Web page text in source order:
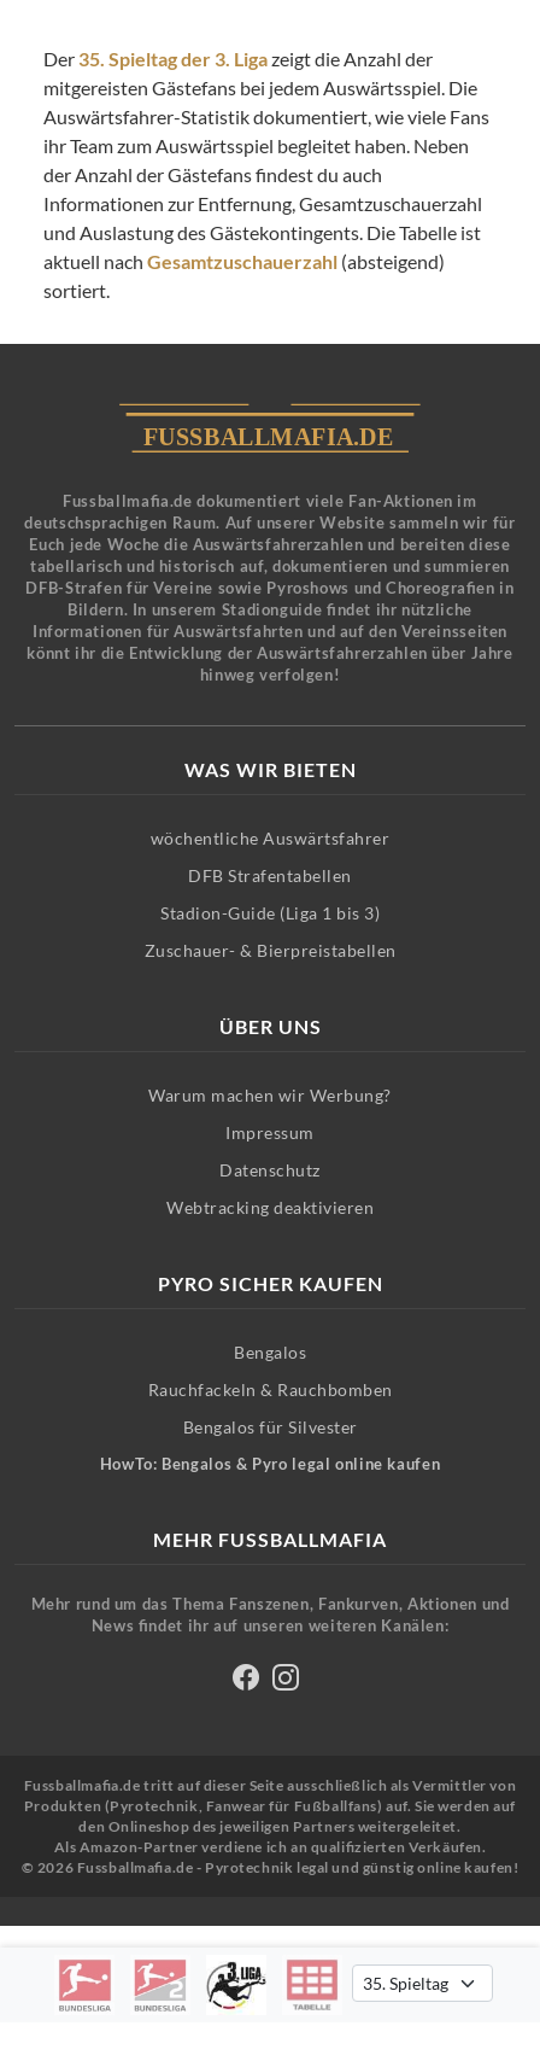
Der 35. Spieltag der 3. Ligazeigt die Anzahl der
mitgereisten Gästefans bei jedem Auswärtsspiel. Die
Auswärtsfahrer-Statistik dokumentiert, wie viele Fans
ihr Team zum Auswärtsspiel begleitet haben. Neben
der Anzahl der Gästefans findest du auch
Informationen zur Entfernung, Gesamtzuschauerzahl
und Auslastung des Gästekontingents. Die Tabelle ist
aktuell nach Gesamtzuschauerzahl (absteigend)
sortiert.
Fussballmafia.de dokumentiert viele Fan-Aktionen im
deutschsprachigen Raum. Auf unserer Website sammeln wir für
Euch jede Woche die Auswärtsfahrerzahlen und bereiten diese
tabellarisch und historisch auf, dokumentieren und summieren
DFB-Strafen für Vereine sowie Pyroshows und Choreografien in
Bildern. In unserem Stadionguide findet ihr nützliche
Informationen für Auswärtsfahrten und auf den Vereinsseiten
könnt ihr die Entwicklung der Auswärtsfahrerzahlen über Jahre
hinweg verfolgen!
WAS WIR BIETEN
wöchentliche Auswärtsfahrer
DFB Strafentabellen
Stadion-Guide (Liga 1 bis 3)
Zuschauer- & Bierpreistabellen
ÜBER UNS
Warum machen wir Werbung?
Impressum
Datenschutz
Webtracking deaktivieren
PYRO SICHER KAUFEN
Bengalos
Rauchfackeln & Rauchbomben
Bengalos für Silvester
HowTo: Bengalos & Pyro legal online kaufen
MEHR FUSSBALLMAFIA
Mehr rund um das Thema Fanszenen, Fankurven, Aktionen und
News findet ihr auf unseren weiteren Kanälen:
Fussballmafia.de tritt auf dieser Seite ausschließlich als Vermittler von
Produkten (Pyrotechnik, Fanwear für Fußballfans) auf. Sie werden auf
den Onlineshop des jeweiligen Partners weitergeleitet.
Als Amazon-Partner verdiene ich an qualifizierten Verkäufen.
© 2026 Fussballmafia.de - Pyrotechnik legal und günstig online kaufen!